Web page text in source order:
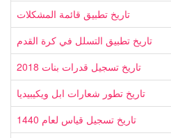
تاريخ تطبيق قائمة المشكلات
تاريخ تطبيق التسلل في كرة القدم
تاريخ تسجيل قدرات بنات 2018
تاريخ تطور شعارات ابل ويكيبيديا
تاريخ تسجيل قياس لعام 1440